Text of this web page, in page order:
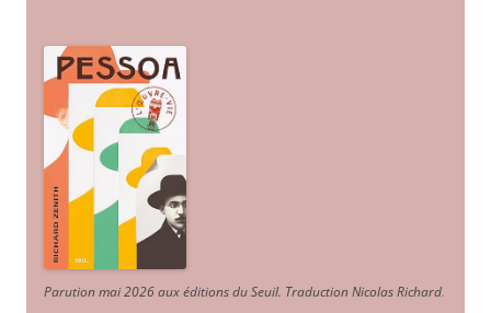
Parution mai 2026 aux éditions du Seuil. Traduction Nicolas Richard.